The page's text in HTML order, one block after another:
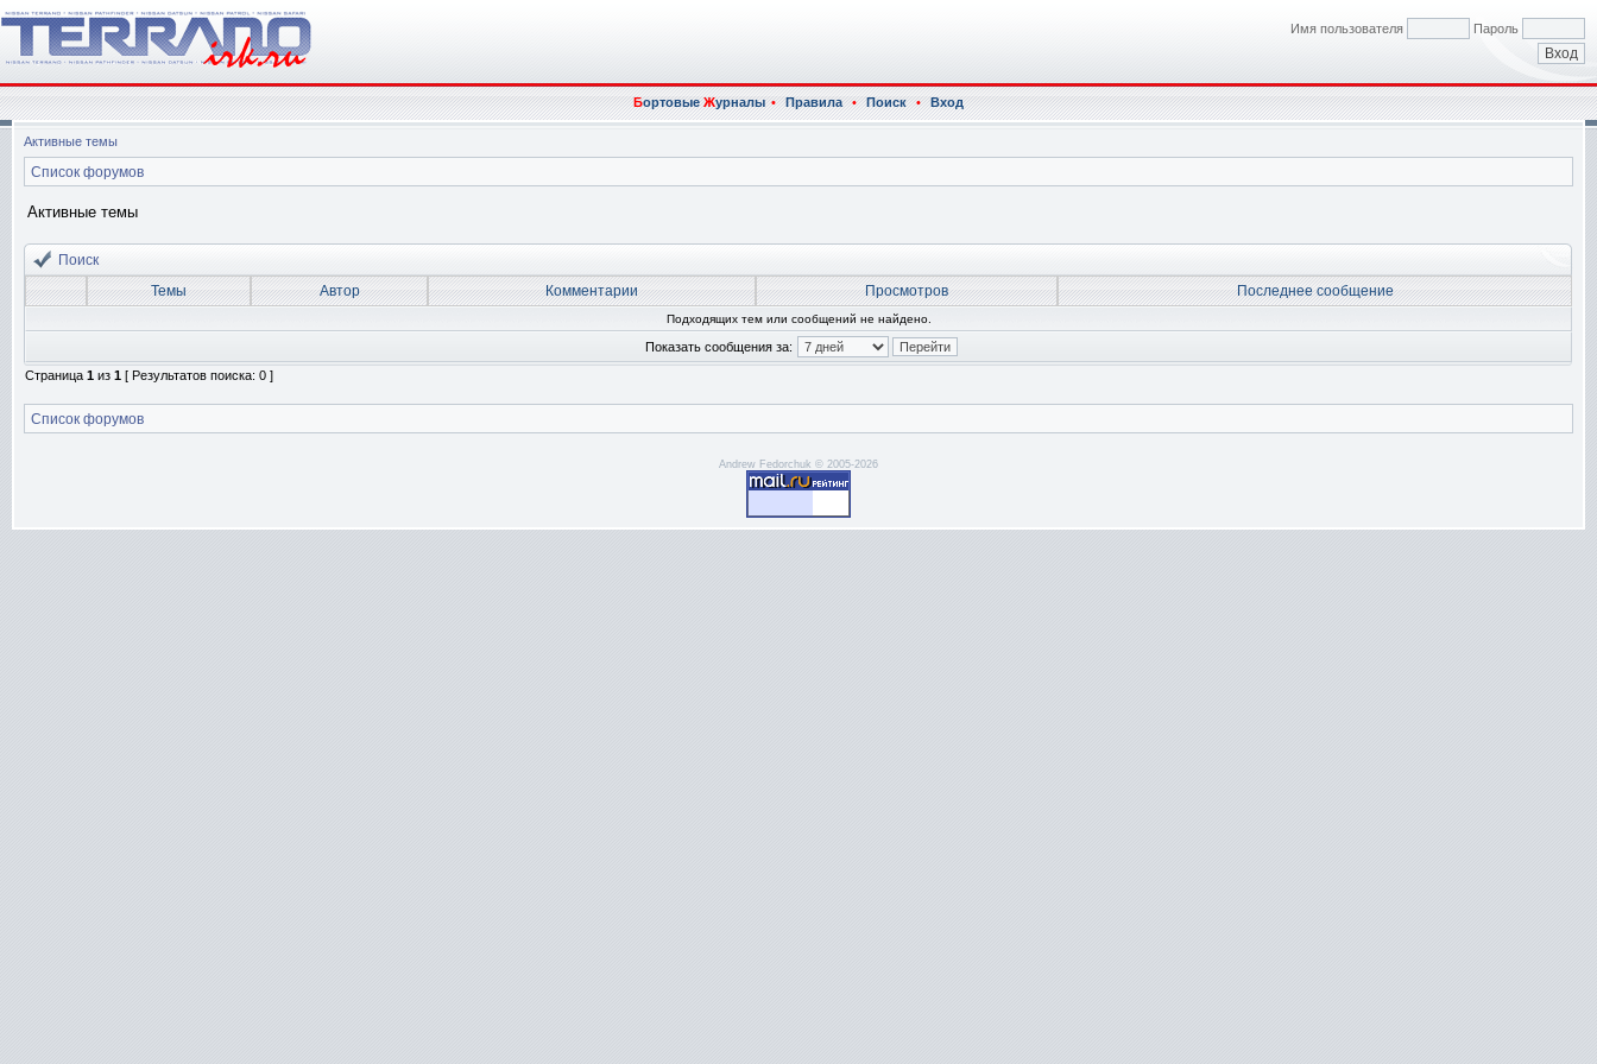
Имя пользователя Пароль
БортовыеЖурналы • Правила • Поиск • Вход
Активные темы
Список форумов
Активные темы
Поиск
Темы
Автор Комментарии Просмотров Последнее сообщение
Подходящих тем или сообщений не найдено.
Показать сообщения за:
Страница 1 из 1 [ Результатов поиска: 0 ]
Список форумов
Andrew Fedorchuk © 2005-2026